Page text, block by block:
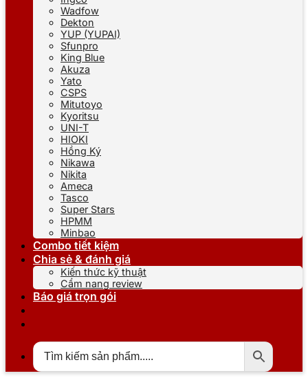
Wadfow
Dekton
YUP (YUPAI)
Sfunpro
King Blue
Akuza
Yato
CSPS
Mitutoyo
Kyoritsu
UNI-T
HIOKI
Hồng Ký
Nikawa
Nikita
Ameca
Tasco
Super Stars
HPMM
Minbao
Combo tiết kiệm
Chia sẻ & đánh giá
Kiến thức kỹ thuật
Cẩm nang review
Báo giá trọn gói